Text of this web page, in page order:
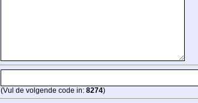
(Vul de volgende code in: 8274)